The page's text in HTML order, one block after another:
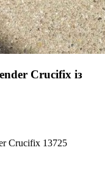
Crucifix із
Crucifix 13725